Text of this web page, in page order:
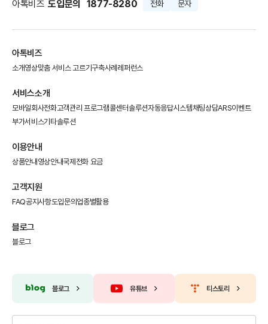
아톡비즈 도입문의 1877-8280 전화 문자
아톡비즈
소개영상맞춤 서비스 고르기구축사례 레퍼런스
서비스소개
모바일회사전화고객관리 프로그램콜센터솔루션자동응답시스템채팅상담ARS이벤트
부가서비스기타솔루션
이용안내
상품안내 영상안내국제전화 요금
고객지원
FAQ공지사항도입문의 업종별활용
블로그
블로그
블로그 유튜브 티스토리